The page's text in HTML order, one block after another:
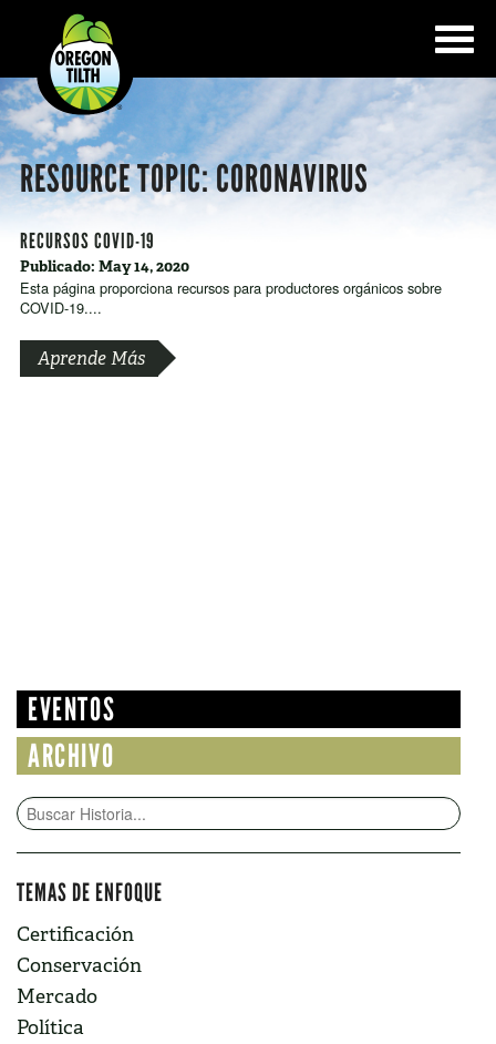
RESOURCE TOPIC:CORONAVIRUS
RECURSOS COVID-19
Publicado: May 14, 2020
Esta página proporciona recursos para productores orgánicos sobre
COVID-19....
Aprende Más
EVENTOS
ARCHIVO
TEMAS DE ENFOQUE
Certificación
Conservación
Mercado
Política